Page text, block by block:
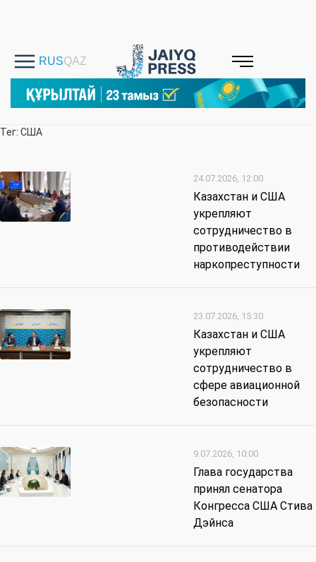
Тег: США
24.07.2026, 12:00
Казахстан и США
укрепляют
сотрудничество в
противодействии
наркопреступности
23.07.2026, 15:30
Казахстан и США
укрепляют
сотрудничество в
сфере авиационной
безопасности
9.07.2026, 10:00
Глава государства
принял сенатора
Конгресса США Стива
Дэйнса